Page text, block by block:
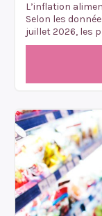
L’inflation
Selon les
juillet 2026, les